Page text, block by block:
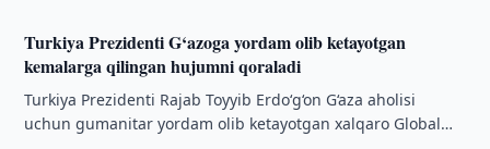
Turkiya Prezidenti G‘azoga yordam olib ketayotgan
kemalarga qilingan hujumni qoraladi
Turkiya Prezidenti Rajab Toyyib Erdo‘g‘on G‘aza aholisi
uchun gumanitar yordam olib ketayotgan xalqaro Global